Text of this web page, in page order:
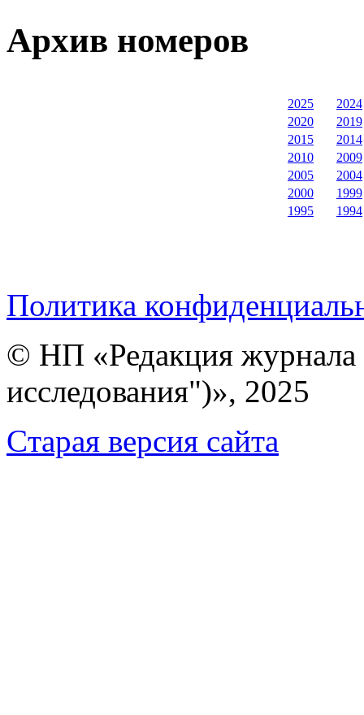
Архив номеров
2025
2024
2020
2019
2015
2014
2010
2009
2005
2004
2000
1999
1995
1994
Политика
© НП «Редакция
исследования")», 2025
Cтарая версия сайта